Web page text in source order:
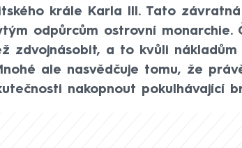
krále Karla III. Tato
odpůrcům ostrovní monarchie.
zdvojnásobit, a to kvůli nákladům
ale nasvědčuje tomu, že
nakopnout pokulhávající